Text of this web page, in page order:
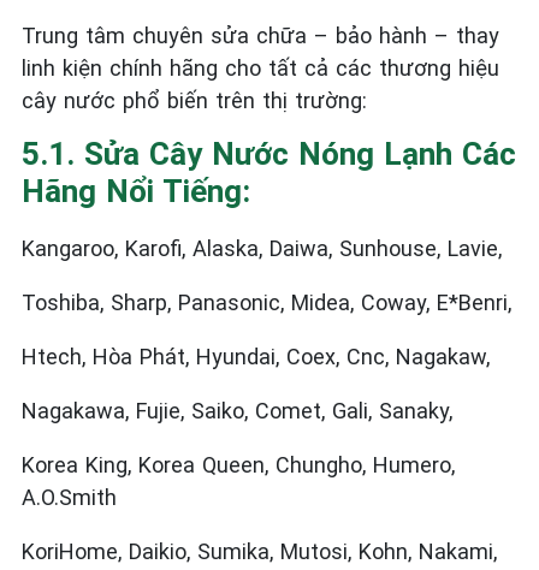
Trung tâm chuyên sửa chữa – bảo hành – thay
linh kiện chính hãng cho tất cả các thương hiệu
cây nước phổ biến trên thị trường:
5.1. Sửa Cây Nước Nóng Lạnh Các
Hãng Nổi Tiếng:
Kangaroo, Karofi, Alaska, Daiwa, Sunhouse, Lavie,
Toshiba, Sharp, Panasonic, Midea, Coway, E*Benri,
Htech, Hòa Phát, Hyundai, Coex, Cnc, Nagakaw,
Nagakawa, Fujie, Saiko, Comet, Gali, Sanaky,
Korea King, Korea Queen, Chungho, Humero,
A.O.Smith
KoriHome, Daikio, Sumika, Mutosi, Kohn, Nakami,